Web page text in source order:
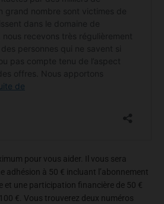
pour vous aider. Il vous sera
adhésion à 50 € incluant l’abonnement
et une participation financière de 50 €
€. Vous trouverez deux numéros